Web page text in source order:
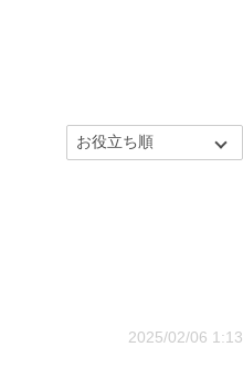
2025/02/06 1:13